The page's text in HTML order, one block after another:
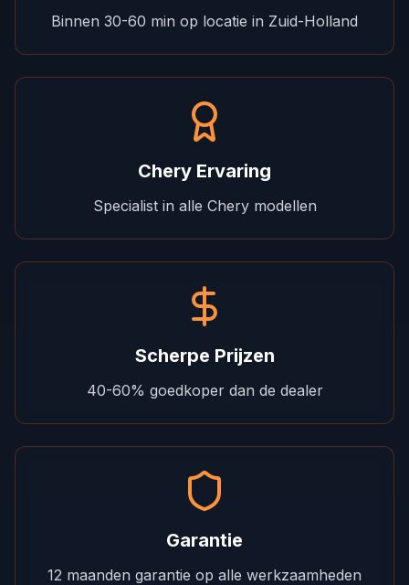
Binnen 30-60 min op locatie in Zuid-Holland
Chery Ervaring
Specialist in alle Chery modellen
Scherpe Prijzen
40-60% goedkoper dan de dealer
Garantie
12 maanden garantie op alle werkzaamheden